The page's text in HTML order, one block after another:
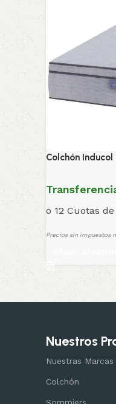
Colchón Inducol
o 12 Cuotas de
Precios sin impuestos
Nuestros
Nuestras Marcas
Colchón